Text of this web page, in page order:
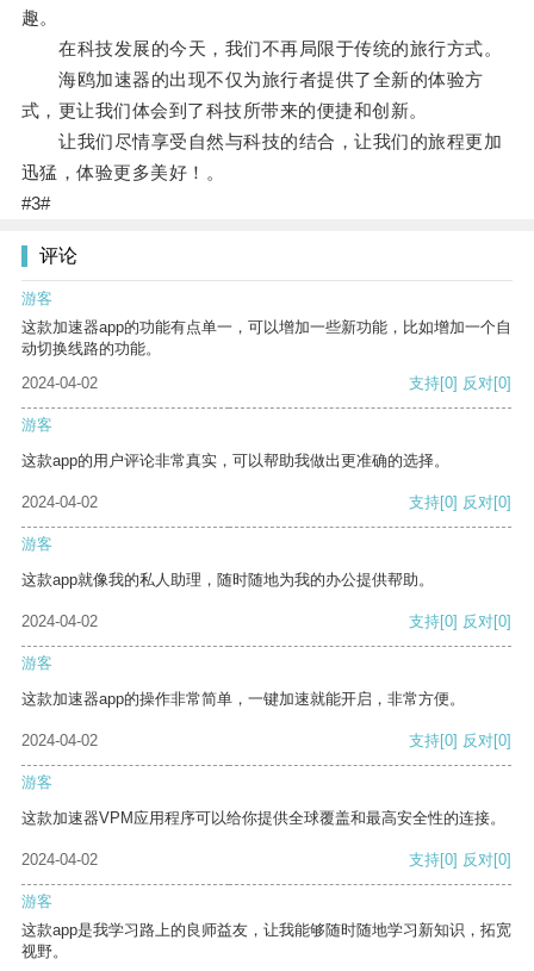
趣。
在科技发展的今天，我们不再局限于传统的旅行方式。
海鸥加速器的出现不仅为旅行者提供了全新的体验方
式，更让我们体会到了科技所带来的便捷和创新。
让我们尽情享受自然与科技的结合，让我们的旅程更加
迅猛，体验更多美好！。
#3#
评论
游客
这款加速器app的功能有点单一，可以增加一些新功能，比如增加一个自
动切换线路的功能。
2024-04-02
支持[0] 反对[0]
游客
这款app的用户评论非常真实，可以帮助我做出更准确的选择。
2024-04-02 支持[0] 反对[0]
游客
这款app就像我的私人助理，随时随地为我的办公提供帮助。
2024-04-02 支持[0] 反对[0]
游客
这款加速器app的操作非常简单，一键加速就能开启，非常方便。
2024-04-02 支持[0] 反对[0]
游客
这款加速器VPM应用程序可以给你提供全球覆盖和最高安全性的连接。
2024-04-02 支持[0] 反对[0]
游客
这款app是我学习路上的良师益友，让我能够随时随地学习新知识，拓宽
视野。